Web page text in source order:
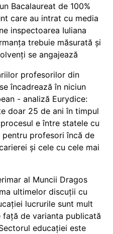
Bacalaureat de 100%
care au intrat cu media
inspectoarea Iuliana
trebuie măsurată și
se angajează
profesorilor din
încadrează în niciun
- analiză Eurydice:
doar 25 de ani în timpul
e între statele cu
profesori încă de
și cele cu cele mai
al Muncii Dragos
ultimelor discuții cu
lucrurile sunt mult
de varianta publicată
educației este